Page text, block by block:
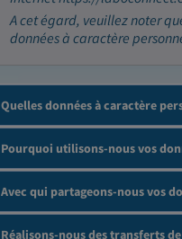
A cet égard, veuillez noter
données à caractère
Quelles données à caractère
Pourquoi utilisons-nous vos
Avec qui partageons-nous vos
Réalisons-nous des transferts